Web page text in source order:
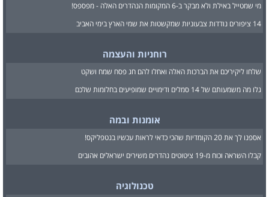
מי שמטייל באילת ולא מבקר ב-6 המקומות הנהדרים האלה - מפספס!
14 ציפורים נודדות צבעוניות שמקשטות את שמי הארץ בימי האביב
רוחניות והעצמה
שלחו ליקיריכם את הברכות האלה ואחלו להם חג פסח שמח ושקט
גלו מה משמעותם של 14 סמלים ודימויים שמופיעים בחלומות שלכם
אומנות ובמה
אספנו לך את 20 הקומדיות שהכי כדאי לראות עכשיו בנטפליקס!
קבלו השראה וכוח מ-19 ציטוטים נהדרים משירים ישראלים אהובים
טכנולוגיה